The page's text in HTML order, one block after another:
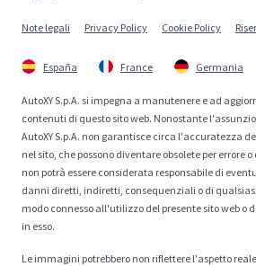
Note legali Privacy Policy Cookie Policy
España France Germania
AutoXY S.p.A. si impegna a manutenere e ad
contenuti di questo sito web. Nonostante
AutoXY S.p.A. non garantisce circa l'accuratezza
nel sito, che possono diventare obsolete per errore o
non potrà essere considerata responsabile di
danni diretti, indiretti, consequenziali o di
modo connesso all'utilizzo del presente sito web
in esso.
Le immagini potrebbero non riflettere l'aspetto